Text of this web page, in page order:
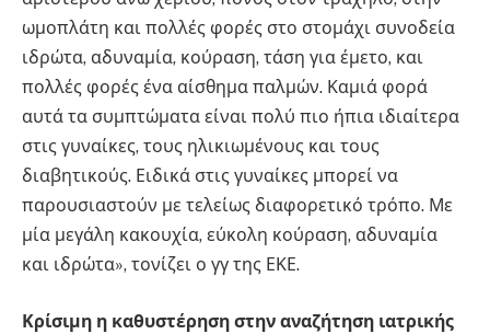
ωμοπλάτη και πολλές φορές στο στομάχι συνοδεία
ιδρώτα, αδυναμία, κούραση, τάση για έμετο, και
πολλές φορές ένα αίσθημα παλμών. Καμιά φορά
αυτά τα συμπτώματα είναι πολύ πιο ήπια ιδιαίτερα
στις γυναίκες, τους ηλικιωμένους και τους
διαβητικούς. Ειδικά στις γυναίκες μπορεί να
παρουσιαστούν με τελείως διαφορετικό τρόπο. Με
μία μεγάλη κακουχία, εύκολη κούραση, αδυναμία
και ιδρώτα», τονίζει ο γγ της ΕΚΕ.
Κρίσιμη η καθυστέρηση στην αναζήτηση ιατρικής